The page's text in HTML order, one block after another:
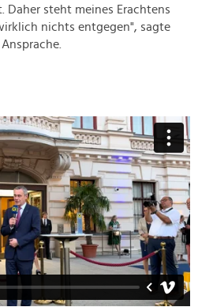
Daher steht meines Erachtens
nichts entgegen", sagte